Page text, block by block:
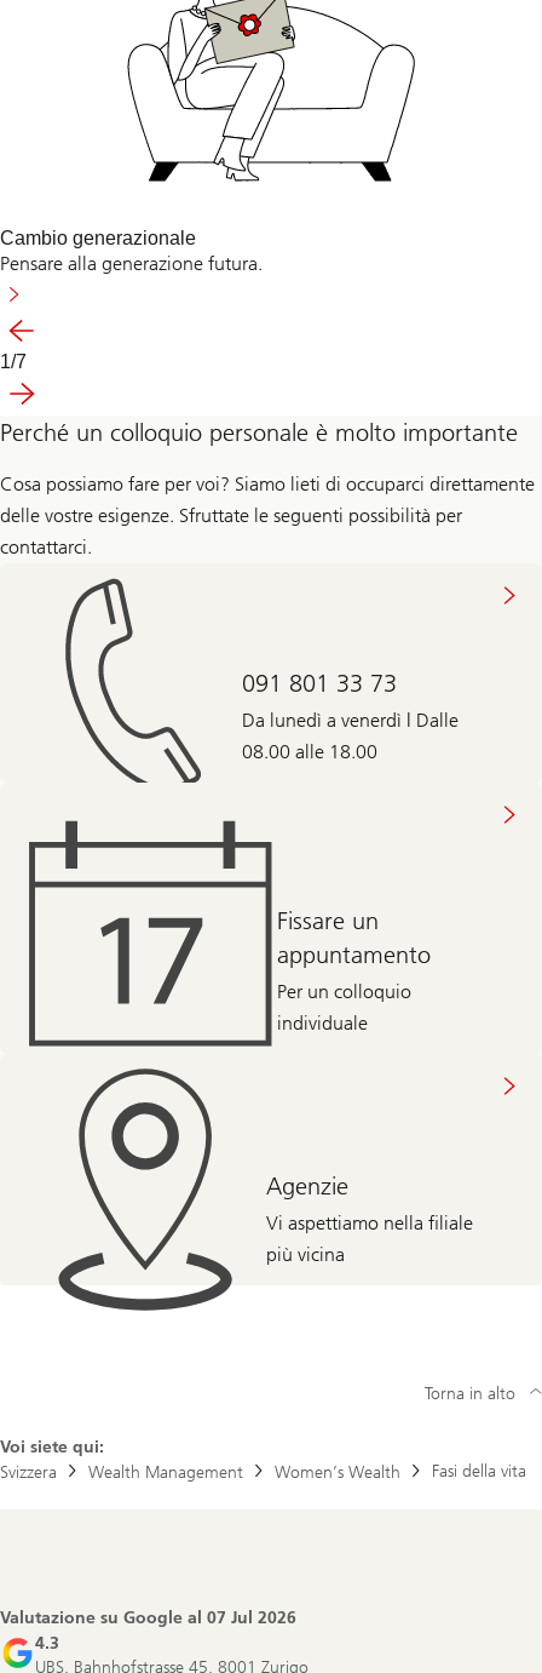
Cambio generazionale
Pensare alla generazione futura.
1/7
Diapositiva
1-
Perché un colloquio personale è molto importante
Cosa possiamo fare per voi? Siamo lieti di occuparci direttamente
delle vostre esigenze. Sfruttate le seguenti possibilità per
contattarci.
091 801 33 73
Da lunedì a venerdì | Dalle
08.00 alle 18.00
Fissare un
appuntamento
Per un colloquio
individuale
Agenzie
Vi aspettiamo nella filiale
più vicina
Voi siete qui:
Svizzera
Wealth Management Women’s Wealth Fasi della vita
Torna in alto
Valutazione su Google al 07 Jul 2026
4.3
UBS, Bahnhofstrasse 45, 8001 Zurigo